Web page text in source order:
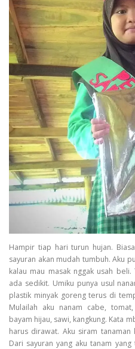
Hampir tiap hari turun hujan.
sayuran akan mudah tumbuh. Aku
kalau mau masak nggak usah
ada sedikit. Umiku punya usul
plastik minyak goreng terus di
Mulailah aku nanam cabe,
bayam hijau, sawi, kangkung. Kata
harus dirawat. Aku siram
Dari sayuran yang aku tanam